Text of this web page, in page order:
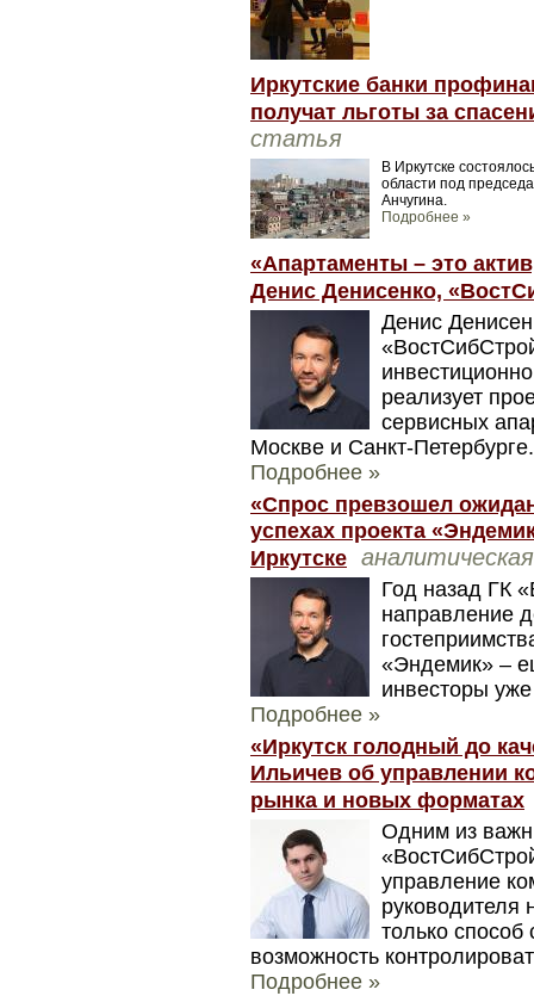
Иркутские банки
получат льготы за
статья
В Иркутске
области под
Анчугина.
Подробнее »
«Апартаменты – это
Денис Денисенко,
Денис
реализует
сервисных
Москве и Санкт-Петербурге.
Подробнее »
«Спрос превзошел
успехах проекта
Иркутске
Год назад ГК
направление
«Эндемик» –
инвесторы
Подробнее »
«Иркутск голодный до
Ильичев об управлении
рынка и новых форматах
Одним из
управление
руководителя
только
возможность
Подробнее »